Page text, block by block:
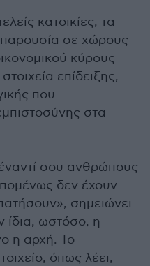
κατοικίες, τα
παρουσία σε χώρους
κύρους
επίδειξης,
που
στα
σου ανθρώπους
δεν έχουν
σημειώνει
ίδια, ωστόσο, η
η αρχή. Το
όπως λέει,